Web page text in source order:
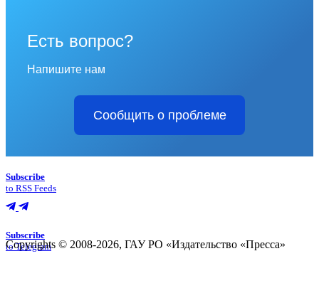
Есть вопрос?
Напишите нам
Сообщить о проблеме
Subscribe
to RSS Feeds
Subscribe
to Telegram
Copyrights © 2008-2026, ГАУ РО «Издательство «Пресса»